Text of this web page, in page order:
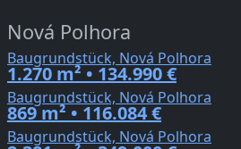
Nová Polhora
Baugrundstück, Nová Polhora
1.270 m² • 134.990 €
Baugrundstück, Nová Polhora
869 m² • 116.084 €
Baugrundstück, Nová Polhora